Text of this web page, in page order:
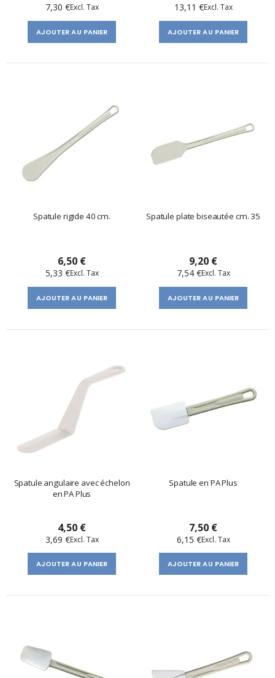
7,30 €
AJOUTER AU PANIER
13,11 €
AJOUTER AU PANIER
Spatule rigide 40 cm.
6,50 €
5,33 €
AJOUTER AU PANIER
Spatule plate biseautée cm. 35
9,20 €
7,54 €
AJOUTER AU PANIER
Spatule angulaire avec échelon
en PA Plus
4,50 €
3,69 €
AJOUTER AU PANIER
Spatule en PA Plus
7,50 €
6,15 €
AJOUTER AU PANIER